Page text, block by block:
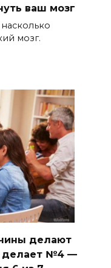
ваш мозг
мозг.
делают
делает №4 —